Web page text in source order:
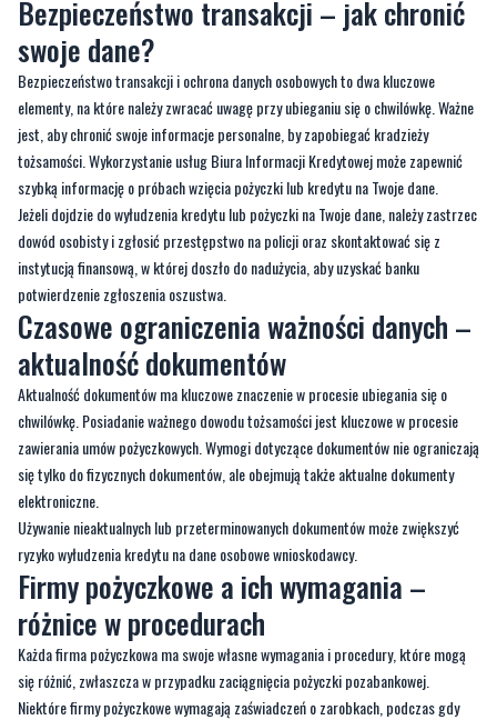
Bezpieczeństwo transakcji – jak chronić
swoje dane?
Bezpieczeństwo transakcji i ochrona danych osobowych to dwa kluczowe
elementy, na które należy zwracać uwagę przy ubieganiu się o chwilówkę. Ważne
jest, aby chronić swoje informacje personalne, by zapobiegać kradzieży
tożsamości. Wykorzystanie usług Biura Informacji Kredytowej może zapewnić
szybką informację o próbach wzięcia pożyczki lub kredytu na Twoje dane.
Jeżeli dojdzie do wyłudzenia kredytu lub pożyczki na Twoje dane, należy zastrzec
dowód osobisty i zgłosić przestępstwo na policji oraz skontaktować się z
instytucją finansową, w której doszło do nadużycia, aby uzyskać banku
potwierdzenie zgłoszenia oszustwa.
Czasowe ograniczenia ważności danych –
aktualność dokumentów
Aktualność dokumentów ma kluczowe znaczenie w procesie ubiegania się o
chwilówkę. Posiadanie ważnego dowodu tożsamości jest kluczowe w procesie
zawierania umów pożyczkowych. Wymogi dotyczące dokumentów nie ograniczają
się tylko do fizycznych dokumentów, ale obejmują także aktualne dokumenty
elektroniczne.
Używanie nieaktualnych lub przeterminowanych dokumentów może zwiększyć
ryzyko wyłudzenia kredytu na dane osobowe wnioskodawcy.
Firmy pożyczkowe a ich wymagania –
różnice w procedurach
Każda firma pożyczkowa ma swoje własne wymagania i procedury, które mogą
się różnić, zwłaszcza w przypadku zaciągnięcia pożyczki pozabankowej.
Niektóre firmy pożyczkowe wymagają zaświadczeń o zarobkach, podczas gdy